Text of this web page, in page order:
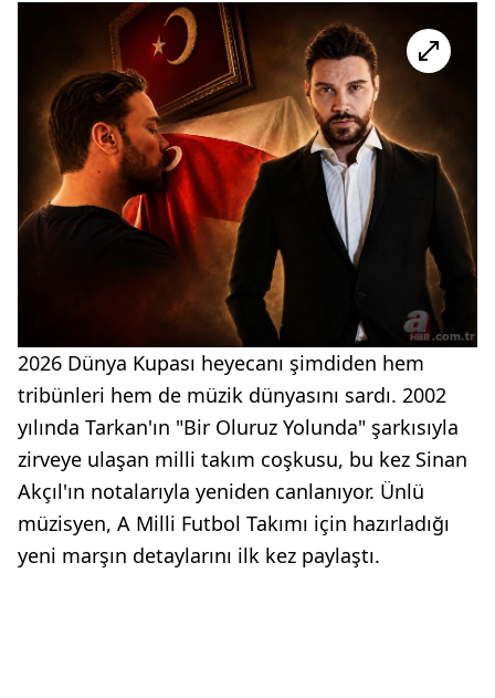
2026 Dünya Kupası heyecanı şimdiden hem
tribünleri hem de müzik dünyasını sardı. 2002
yılında Tarkan'ın "Bir Oluruz Yolunda" şarkısıyla
zirveye ulaşan milli takım coşkusu, bu kez Sinan
Akçıl'ın notalarıyla yeniden canlanıyor. Ünlü
müzisyen, A Milli Futbol Takımı için hazırladığı
yeni marşın detaylarını ilk kez paylaştı.